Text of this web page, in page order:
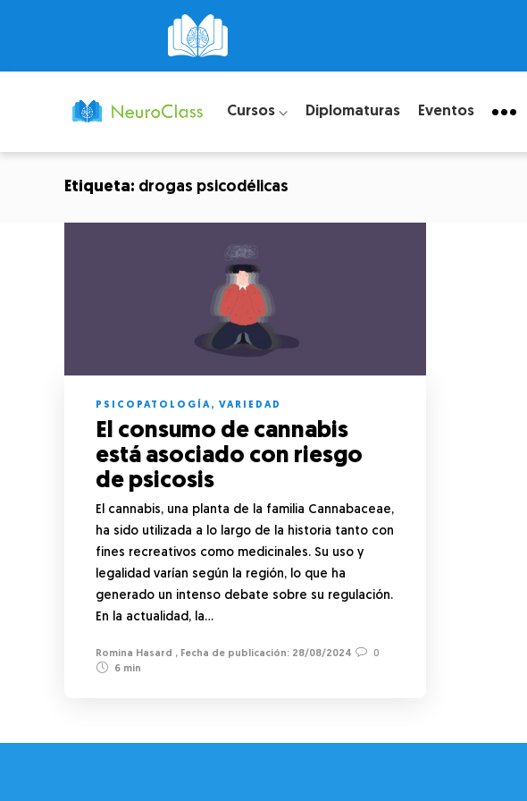
Cursos ⌵ Diplomaturas Eventos
Etiqueta: drogas psicodélicas
PSICOPATOLOGÍA, VARIEDAD
El consumo de cannabis
está asociado con riesgo
de psicosis
El cannabis, una planta de la familia Cannabaceae,
ha sido utilizada a lo largo de la historia tanto con
fines recreativos como medicinales. Su uso y
legalidad varían según la región, lo que ha
generado un intenso debate sobre su regulación.
En la actualidad, la…
Romina Hasard , 28/08/2024
0
6 min